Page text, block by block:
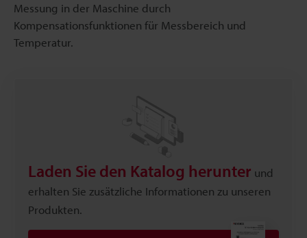
Messung in der Maschine durch
Kompensationsfunktionen für Messbereich und
Temperatur.
Laden Sie den Katalog herunter und
erhalten Sie zusätzliche Informationen zu unseren
Produkten.